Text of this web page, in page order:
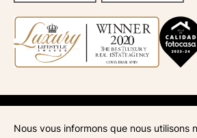
Nous vous informons que nous utilisons